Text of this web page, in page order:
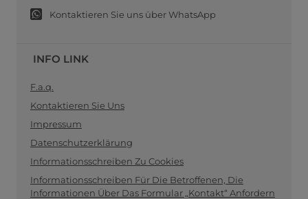
Kontaktieren Sie uns über WhatsApp
INFO LINK
F.a.q.
Kontaktieren Sie Uns
Impressum
Datenschutzerklärung
Informationsschreiben Zu Cookies
Informationsschreiben Für Die Betroffenen, Die
Informationen Über Das Formular „Kontakt“ Anfordern